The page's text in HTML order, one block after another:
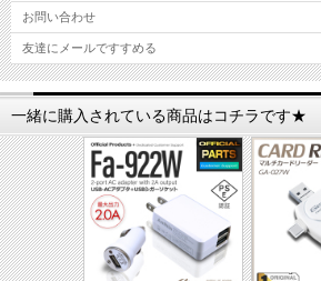
お問い合わせ
友達にメールですすめる
一緒に購入されている商品はコチラです★